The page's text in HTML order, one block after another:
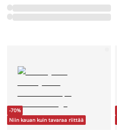
-70%
Niin kauan kuin tavaraa riittää